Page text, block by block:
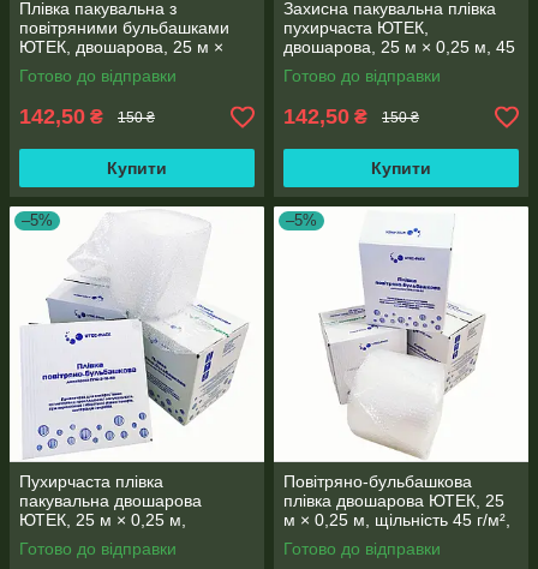
Плівка пакувальна з
повітряними бульбашками
ЮТЕК, двошарова, 25 м ×
0,25 м, 45 г/м², Ø 10 мм
Готово до відправки
142,50 ₴ 150 ₴
Купити
Захисна пакувальна плівка
пухирчаста ЮТЕК,
двошарова, 25 м × 0,25 м, 45
г/м², Ø 10 мм
Готово до відправки
142,50 ₴ 150 ₴
Купити
–5%
Пухирчаста плівка
пакувальна двошарова
ЮТЕК, 25 м × 0,25 м,
прозора, щільність 45 г/м², Ø
10 мм
Готово до відправки
–5%
Повітряно-бульбашкова
плівка двошарова ЮТЕК, 25
м × 0,25 м, щільність 45 г/м²,
діаметр бульбашки 10 мм
Готово до відправки